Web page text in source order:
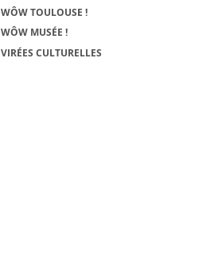
WÔW TOULOUSE !
WÔW MUSÉE !
VIRÉES CULTURELLES